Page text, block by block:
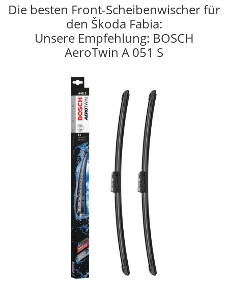
Die besten Front-Scheibenwischer für
den Škoda Fabia:
Unsere Empfehlung: BOSCH
AeroTwin A 051 S